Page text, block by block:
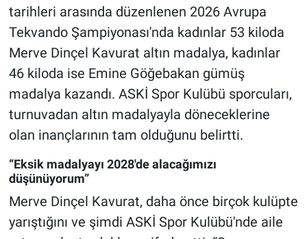
tarihleri arasında düzenlenen 2026 Avrupa
Tekvando Şampiyonası'nda kadınlar 53 kiloda
Merve Dinçel Kavurat altın madalya, kadınlar
46 kiloda ise Emine Göğebakan gümüş
madalya kazandı. ASKİ Spor Kulübü sporcuları,
turnuvadan altın madalyayla döneceklerine
olan inançlarının tam olduğunu belirtti.
“Eksik madalyayı 2028'de alacağımızı
düşünüyorum”
Merve Dinçel Kavurat, daha önce birçok kulüpte
yarıştığını ve şimdi ASKİ Spor Kulübü'nde aile